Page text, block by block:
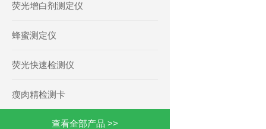
荧光增白剂测定仪
蜂蜜测定仪
荧光快速检测仪
瘦肉精检测卡
查看全部产品 >>